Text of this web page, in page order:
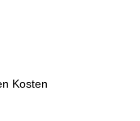
Kosten